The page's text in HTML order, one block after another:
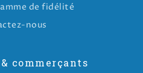
de fidélité
nous
commerçants